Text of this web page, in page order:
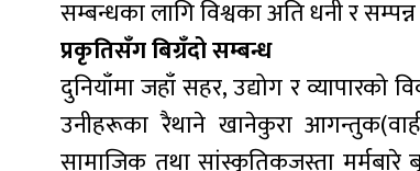
सम्बन्धका लागि विश्वका अति धनी र
प्रकृतिसँग बिग्रँदो सम्बन्ध
दुनियाँमा जहाँ सहर, उद्योग र
उनीहरूका रैथाने खानेकुरा
सामाजिक तथा सांस्कृतिकजस्ता